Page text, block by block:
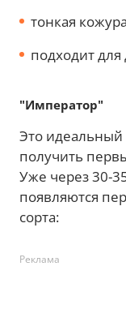
тонкая
подходит для
"Император"
Это идеальный
получить
Уже через 30-
появляются
сорта:
Реклама